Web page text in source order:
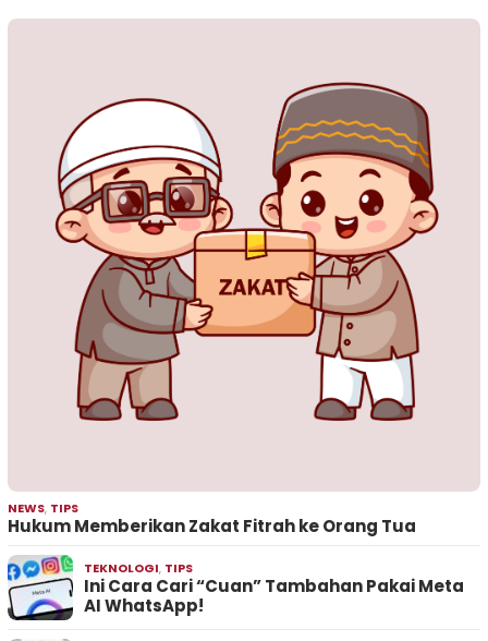
NEWS, TIPS
Hukum Memberikan Zakat Fitrah ke Orang Tua
TEKNOLOGI, TIPS
Ini Cara Cari “Cuan” Tambahan Pakai Meta
AI WhatsApp!